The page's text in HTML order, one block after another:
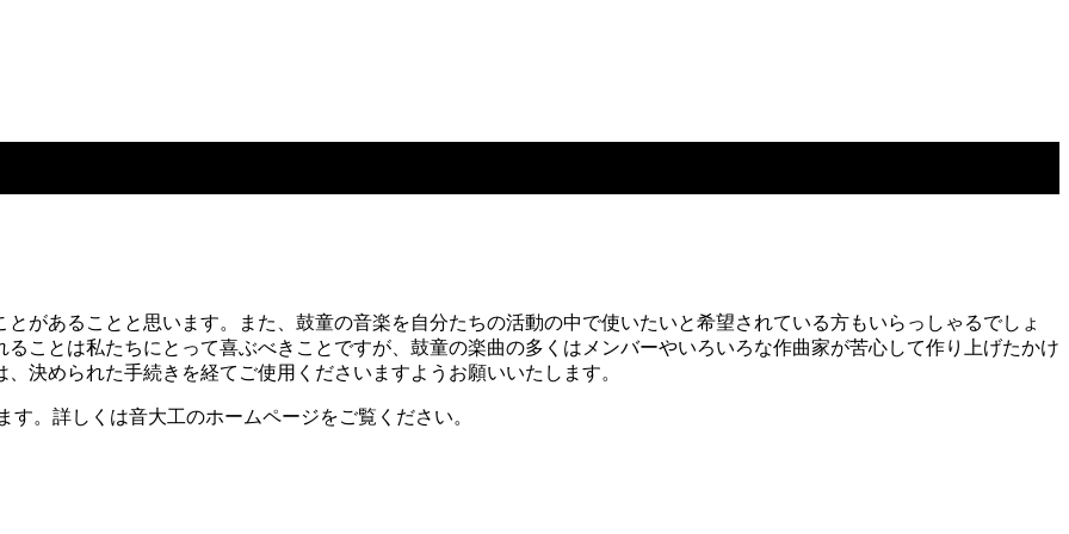
があることと思います。また、鼓童の音楽を自分たちの活動の中で使いたいと希望されている方もいらっしゃるでしょ
ことは私たちにとって喜ぶべきことですが、鼓童の楽曲の多くはメンバーやいろいろな作曲家が苦心して作り上げたかけ
決められた手続きを経てご使用くださいますようお願いいたします。
。詳しくは音大工のホームページをご覧ください。